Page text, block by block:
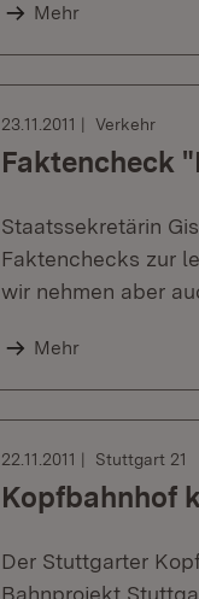
Mehr
23.11.2011 Verkehr
Faktencheck
Staatssekretärin
Faktenchecks zur
wir nehmen aber
Mehr
22.11.2011 Stuttgart 21
Kopfbahnhof
Der Stuttgarter
Bahnprojekt